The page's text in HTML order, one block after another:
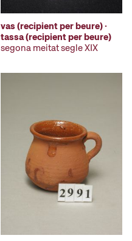
vas (recipient per beure) ·
tassa (recipient per beure)
segona meitat segle XIX